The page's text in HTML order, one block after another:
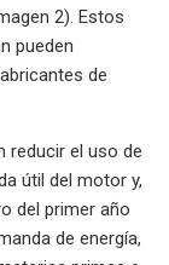
2). Estos
pueden
de
reducir el uso de
útil del motor y,
del primer año
de energía,